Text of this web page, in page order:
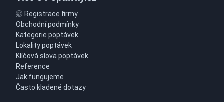
Registrace firmy
Obchodní podmínky
Kategorie poptávek
Lokality poptávek
Klíčová slova poptávek
Reference
Jak fungujeme
Často kladené dotazy